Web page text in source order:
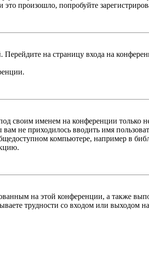
произошло, попробуйте
на страницу входа на
своим именем на конференции только
не приходилось вводить имя
компьютере, например в
на этой конференции, а также
трудности со входом или выходом